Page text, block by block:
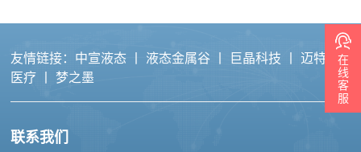
友情链接： 中宣液态 丨 液态金属谷 丨 巨晶科技 丨迈特力
医疗 丨 梦之墨
联系我们
在
线
客
服